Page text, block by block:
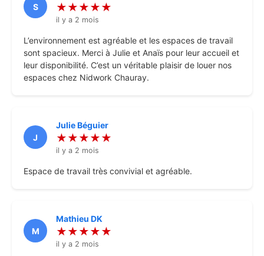
S ★★★★★
il y a 2 mois
L’environnement est agréable et les espaces de travail
sont spacieux. Merci à Julie et Anaïs pour leur accueil et
leur disponibilité. C’est un véritable plaisir de louer nos
espaces chez Nidwork Chauray.
J
Julie Béguier
★★★★★
il y a 2 mois
Espace de travail très convivial et agréable.
M
Mathieu DK
★★★★★
il y a 2 mois